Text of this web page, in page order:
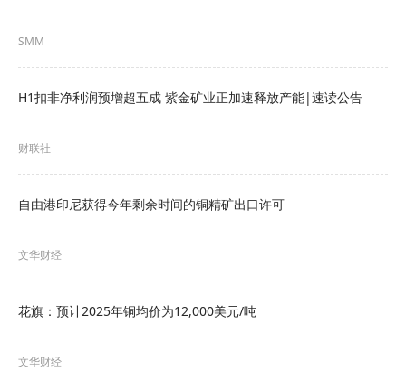
615,852短吨，在过去八个月里增长了一倍多。
生产设施Kazzinc工厂爆炸导致两人遇难的消息影
其他LME金属方面，三个月期铝上涨0.81%，至每
吨3,550.5美元；三个月期镍上涨0.8%，至19,520美
三个月期锡上涨0.56%，至每吨49,700美元。
SMM
H1扣非净利润预增超五成 紫金矿业正加速释放产能|速读公告
财联社
自由港印尼获得今年剩余时间的铜精矿出口许可
文华财经
花旗：预计2025年铜均价为12,000美元/吨
文华财经